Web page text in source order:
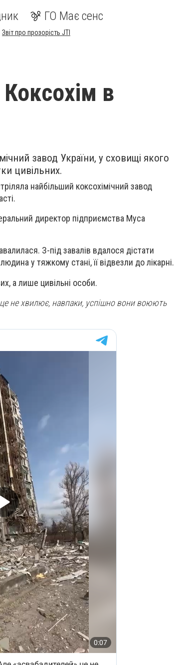
ГО Має сенс
Звіт про прозорість JTI
Коксохім в
завод України, у сховищі якого
цивільних.
найбільший коксохімічний завод
директор підприємства Муса
З-під завалів вдалося дістати
у тяжкому стані, її відвезли до лікарні.
а лише цивільні особи.
це не хвилює, навпаки, успішно вони воюють